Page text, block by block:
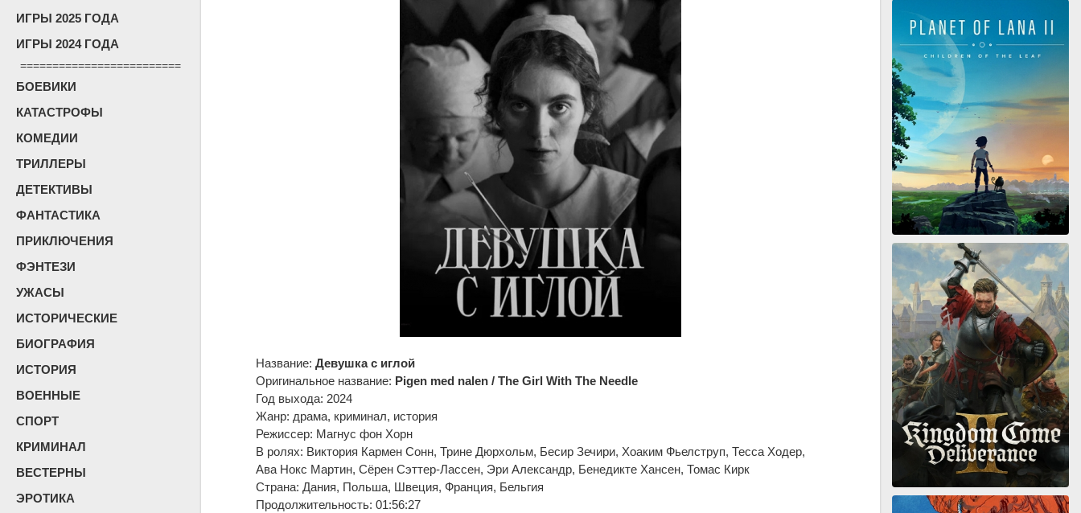
ИГРЫ 2025 ГОДА
ИГРЫ 2024 ГОДА
=========================
БОЕВИКИ
КАТАСТРОФЫ
КОМЕДИИ
ТРИЛЛЕРЫ
ДЕТЕКТИВЫ
ФАНТАСТИКА
ПРИКЛЮЧЕНИЯ
ФЭНТЕЗИ
УЖАСЫ
ИСТОРИЧЕСКИЕ
БИОГРАФИЯ
ИСТОРИЯ
ВОЕННЫЕ
СПОРТ
КРИМИНАЛ
ВЕСТЕРНЫ
ЭРОТИКА
Название: Девушка с иглой
Оригинальное название: Pigen med nalen / The Girl With The Needle
Год выхода: 2024
Жанр: драма, криминал, история
Режиссер: Магнус фон Хорн
В ролях: Виктория Кармен Сонн, Трине Дюрхольм, Бесир Зечири, Хоаким Фьелструп, Тесса Ходер,
Ава Нокс Мартин, Сёрен Сэттер-Лассен, Эри Александр, Бенедикте Хансен, Томас Кирк
Страна: Дания, Польша, Швеция, Франция, Бельгия
Продолжительность: 01:56:27